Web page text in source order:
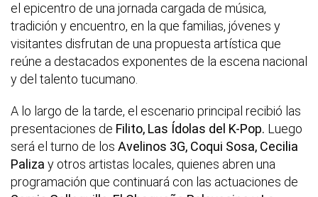
el epicentro de una jornada cargada de música,
tradición y encuentro, en la que familias, jóvenes y
visitantes disfrutan de una propuesta artística que
reúne a destacados exponentes de la escena nacional
y del talento tucumano.
A lo largo de la tarde, el escenario principal recibió las
presentaciones de Filito, Las Ídolas del K-Pop. Luego
será el turno de los Avelinos 3G, Coqui Sosa, Cecilia
Paliza y otros artistas locales, quienes abren una
programación que continuará con las actuaciones de